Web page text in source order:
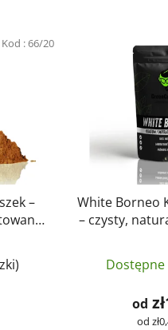
–
Kod :66/20
White Borneo
– czysty,
Dostępne
od
Cena
od